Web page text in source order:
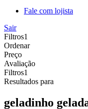
Fale com lojista
Sair
Filtros1
Ordenar
Preço
Avaliação
Filtros1
Resultados para
geladinho